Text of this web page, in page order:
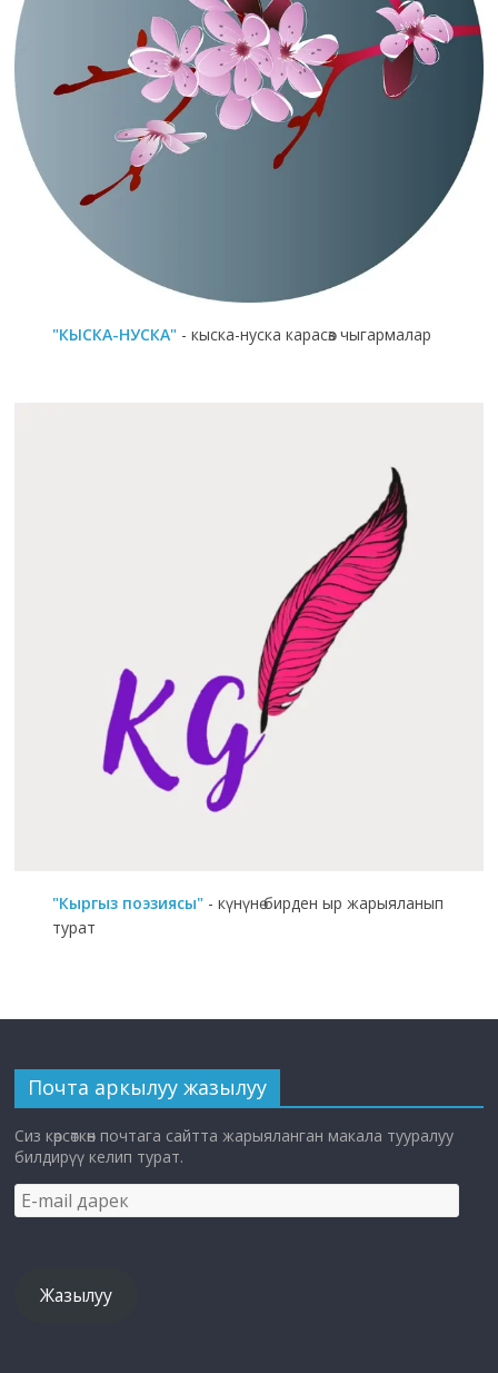
"КЫСКА-НУСКА" - кыска-нуска карасөз чыгармалар
"Кыргыз поэзиясы" - күнүнө бирден ыр жарыяланып
турат
Почта аркылуу жазылуу
Сиз көрсөткөн почтага сайтта жарыяланган макала тууралуу
билдирүү келип турат.
E-
mail
Жазылуу